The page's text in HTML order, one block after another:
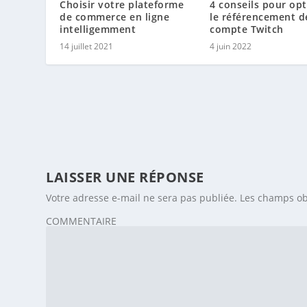
Choisir votre plateforme
de commerce en ligne
intelligemment
14 juillet 2021
4 conseils pour
le référencement
compte Twitch
4 juin 2022
LAISSER UNE RÉPONSE
Votre adresse e-mail ne sera pas publiée. Les champs
COMMENTAIRE